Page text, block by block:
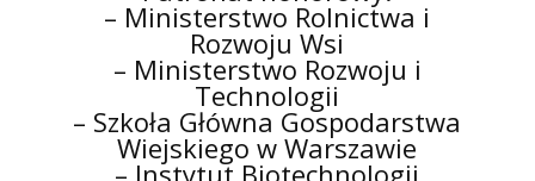
– Ministerstwo Rolnictwa i
Rozwoju Wsi
– Ministerstwo Rozwoju i
Technologii
– Szkoła Główna Gospodarstwa
Wiejskiego w Warszawie
– Instytut Biotechnologii